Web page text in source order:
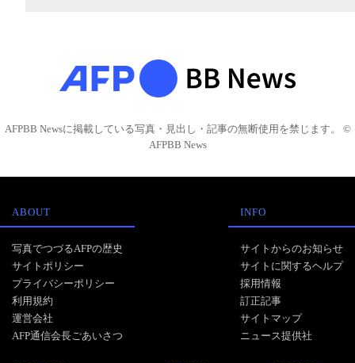
AFPBB Newsに掲載している写真・見出し・記事の無断使用を禁じます。 ©
AFPBB News
ABOUT
写真でつづるAFPの歴史
サイトポリシー
プライバシーポリシー
利用規約
運営会社
AFP通信会長ごあいさつ
INFO
サイトからのお知らせ
サイトに関するヘルプ
採用情報
訂正記事
サイトマップ
ニュース提供社